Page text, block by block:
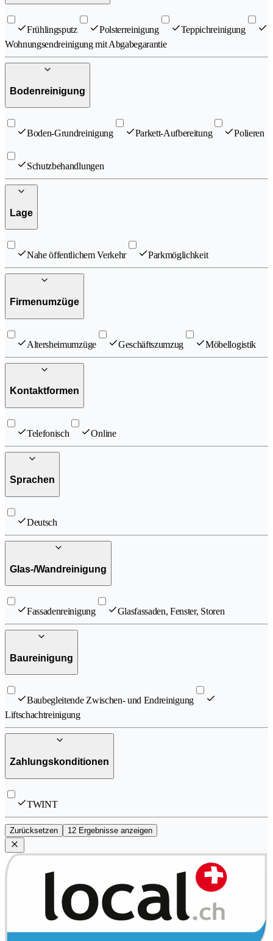
Frühlingsputz Polsterreinigung
Teppichreinigung
Wohnungsendreinigung mit Abgabegarantie
Bodenreinigung
Boden-Grundreinigung Parkett-Aufbereitung Polieren
Schutzbehandlungen
Lage
Nahe öffentlichem Verkehr Parkmöglichkeit
Firmenumzüge
Altersheimumzüge Geschäftszumzug Möbellogistik
Kontaktformen
Telefonisch Online
Sprachen
Deutsch
Glas-/Wandreinigung
Fassadenreinigung Glasfassaden, Fenster, Storen
Baureinigung
Baubegleitende Zwischen- und Endreinigung
Liftschachtreinigung
Zahlungskonditionen
TWINT
Zurücksetzen 12 Ergebnisse anzeigen